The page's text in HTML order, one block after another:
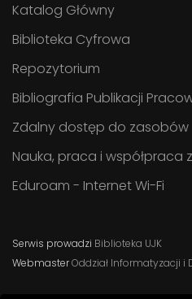
Katalog Główny
Biblioteka Cyfrowa
Repozytorium
Bibliografia Publikacji
Zdalny dostęp do zasobów
Nauka, praca i współpraca
Eduroam - Internet Wi-Fi
Serwis prowadzi Biblioteka UJK
WebmasterOddział Informatyzacji i